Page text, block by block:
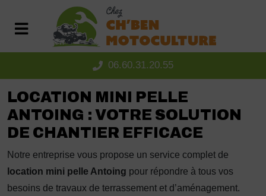
06.60.31.20.55
LOCATION MINI PELLE
ANTOING : VOTRE SOLUTION
DE CHANTIER EFFICACE
Notre entreprise vous propose un service complet de
location mini pelle Antoing pour répondre à tous vos
besoins de travaux de terrassement et d’aménagement.
Panneau de gestion des cookies